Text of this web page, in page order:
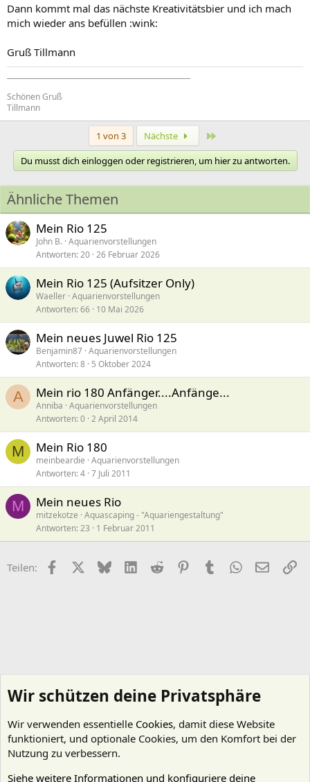
Dann kommt mal das nächste Kreativitätsbier und ich mach
mich wieder ans befüllen :wink:
Gruß Tillmann
Schönen Gruß
Tillmann
1 von 3 Nächste
Du musst dich einloggen oder registrieren, um hier zu antworten.
Ähnliche Themen
Mein Rio 125
John B. Aquarienvorstellungen
Antworten 20 26 Februar 2026
Mein Rio 125 (Aufsitzer Only)
Waeller Aquarienvorstellungen
Antworten 66 10 Mai 2026
Mein neues Juwel Rio 125
Benjamin87 Aquarienvorstellungen
Antworten 8 5 Oktober 2024
A Mein rio 180 Anfänger....Anfänge...
Anniba Aquarienvorstellungen
Antworten 0 2 April 2014
M Mein Rio 180
meinbeardie Aquarienvorstellungen
Antworten 4 7 Juli 2011
M Mein neues Rio
mitzekotze Aquascaping - "Aquariengestaltung"
Antworten 23 1 Februar 2011
Teilen: FacebookX (Twitter)
BlueskyLinkedIn
Reddit PinterestTumblr WhatsApp
E-Mail
Wir schützen deine Privatsphäre
Wir verwenden essentielle Cookies, damit diese Website
funktioniert, und optionale Cookies, um den Komfort bei der
Nutzung zu verbessern.
Siehe weitere Informationen und konfiguriere deine